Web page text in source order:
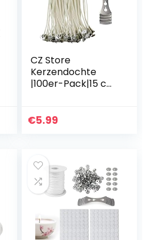
CZ Store
Kerzendochte
|100er-Pack|15 cm
vorgewachst mit
€5.99